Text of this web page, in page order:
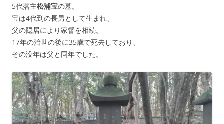
5代藩主松浦宝の墓。
宝は4代到の長男として生まれ、
父の隠居により家督を相続。
17年の治世の後に35歳で死去しており、
その没年は父と同年でした。